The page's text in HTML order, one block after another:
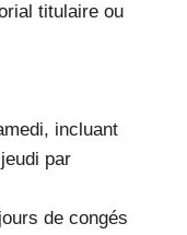
titulaire ou
incluant
par
de congés